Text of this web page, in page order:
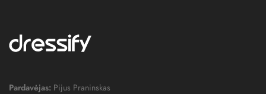
Pardavėjas: Pijus Praninskas